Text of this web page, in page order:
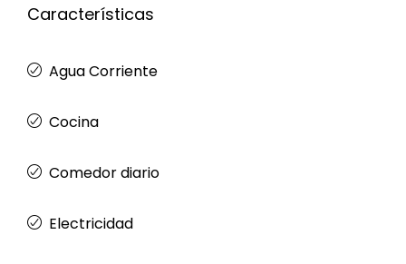
Características
Agua Corriente
Cocina
Comedor diario
Electricidad